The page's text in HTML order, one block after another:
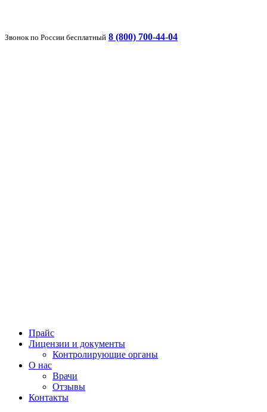
Звонок по России бесплатный 8 (800) 700-44-04
Прайс
Лицензии и документы
Контролирующие органы
О нас
Врачи
Отзывы
Контакты